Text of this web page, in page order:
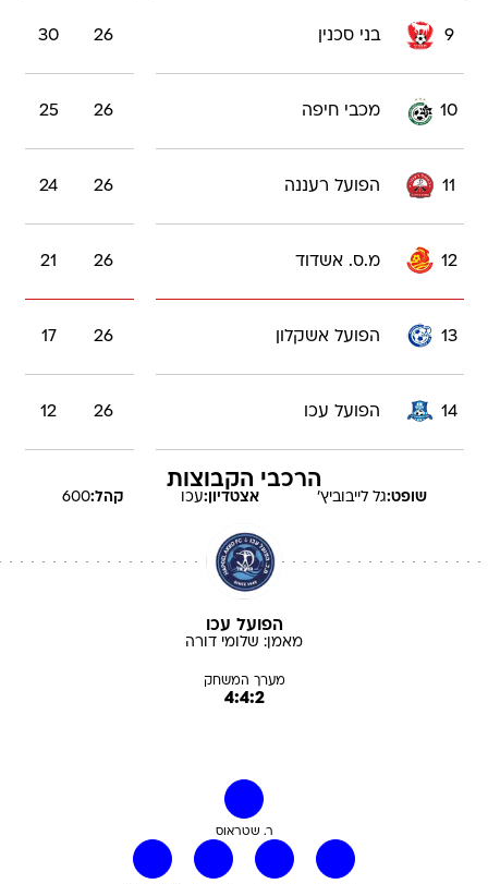
9 בני סכנין 26
30
10 מכבי חיפה 26
25
11 הפועל רעננה 26
24
12 מ.ס. אשדוד 26
21
13 הפועל אשקלון 26
17
14 הפועל עכו 26
12
הרכבי הקבוצות
שופט:גל לייבוביץ' אצטדיון:עכו קהל:600
הפועל עכו
מאמן: שלומי דורה
מערך המשחק
4:4:2
ר. שטראוס